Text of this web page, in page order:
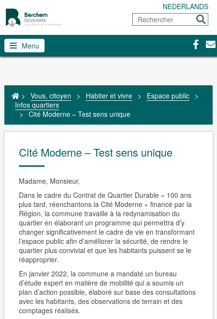
NEDERLANDS
Rechercher
Menu
> Vous, citoyen > Habiter et vivre > Espace public
>
Infos quartiers
> Cité Moderne – Test sens unique
Cité Moderne – Test sens unique
Madame, Monsieur,
Dans le cadre du Contrat de Quartier Durable « 100 ans
plus tard, réenchantons la Cité Moderne » financé par la
Région, la commune travaille à la redynamisation du
quartier en élaborant un programme qui permettra d’y
changer significativement le cadre de vie en transformant
l’espace public afin d’améliorer la sécurité, de rendre le
quartier plus convivial et que les habitants puissent se le
réapproprier.
En janvier 2022, la commune a mandaté un bureau
d’étude expert en matière de mobilité qui a soumis un
plan d’action possible, élaboré sur base des consultations
avec les habitants, des observations de terrain et des
comptages réalisés.